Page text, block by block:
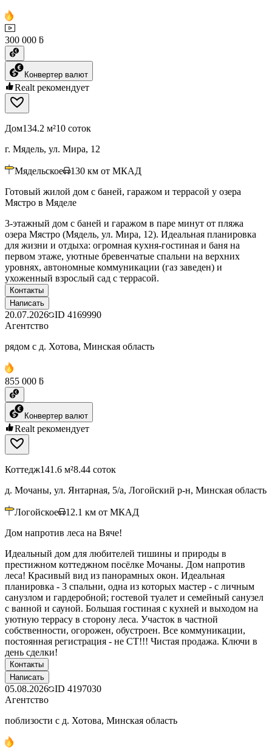
300 000 ƃ
Конвертер валют
Realt рекомендует
Дом134.2 м²10 соток
г. Мядель, ул. Мира, 12
Мядельское 130 км от МКАД
Готовый жилой дом с баней, гаражом и террасой у озера
Мястро в Мяделе
3-этажный дом с баней и гаражом в паре минут от пляжа
озера Мястро (Мядель, ул. Мира, 12). Идеальная планировка
для жизни и отдыха: огромная кухня-гостиная и баня на
первом этаже, уютные бревенчатые спальни на верхних
уровнях, автономные коммуникации (газ заведен) и
ухоженный взрослый сад с террасой.
Контакты
Написать
20.07.2026 ID 4169990
Агентство
рядом с д. Хотова, Минская область
855 000 ƃ
Конвертер валют
Realt рекомендует
Коттедж141.6 м²8.44 соток
д. Мочаны, ул. Янтарная, 5/а, Логойский р-н, Минская область
Логойское 12.1 км от МКАД
Дом напротив леса на Вяче!
Идеальный дом для любителей тишины и природы в
престижном коттеджном посёлке Мочаны. Дом напротив
леса! Красивый вид из панорамных окон. Идеальная
планировка - 3 спальни, одна из которых мастер - с личным
санузлом и гардеробной; гостевой туалет и семейный санузел
с ванной и сауной. Большая гостиная с кухней и выходом на
уютную террасу в сторону леса. Участок в частной
собственности, огорожен, обустроен. Все коммуникации,
постоянная регистрация - не СТ!!! Чистая продажа. Ключи в
день сделки!
Контакты
Написать
05.08.2026 ID 4197030
Агентство
поблизости с д. Хотова, Минская область